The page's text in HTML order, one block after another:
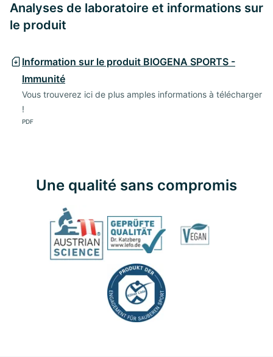
Analyses de laboratoire et informations sur
le produit
Information sur le produit BIOGENA SPORTS -
Immunité
Vous trouverez ici de plus amples informations à télécharger
!
PDF
Une qualité sans compromis